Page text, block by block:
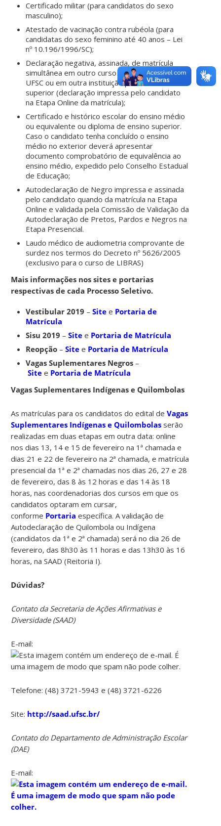
Certificado militar (para candidatos do sexo
masculino);
Atestado de vacinação contra rubéola (para
candidatas do sexo feminino até 40 anos – Lei
nº 10.196/1996/SC);
Declaração negativa, assinada, de matrícula
simultânea em outro curso de graduação da
UFSC ou em outra instituição pública de ensino
superior (declaração impressa pelo candidato
na Etapa Online da matrícula);
Certificado e histórico escolar do ensino médio
ou equivalente ou diploma de ensino superior.
Caso o candidato tenha concluído o ensino
médio no exterior deverá apresentar
documento comprobatório de equivalência ao
ensino médio, expedido pelo Conselho Estadual
de Educação;
Autodeclaração de Negro impressa e assinada
pelo candidato quando da matrícula na Etapa
Online e validada pela Comissão de Validação da
Autodeclaração de Pretos, Pardos e Negros na
Etapa Presencial.
Laudo médico de audiometria comprovante de
surdez nos termos do Decreto nº 5626/2005
(exclusivo para o curso de LIBRAS)
Mais informações nos sites e portarias
respectivas de cada Processo Seletivo.
Vestibular 2019 –Sitee Portaria de
Matrícula
Sisu 2019 –Sitee Portaria de Matrícula
Reopção –Sitee Portaria de Matrícula
Vagas Suplementares Negros –
Sitee Portaria de Matrícula
Vagas Suplementares Indígenas e Quilombolas
As matrículas para os candidatos do edital deVagas
Suplementares Indígenas e Quilombolas serão
realizadas em duas etapas em outra data: online
nos dias 13, 14 e 15 de fevereiro na 1ª chamada e
dias 21 e 22 de fevereiro na 2ª chamada, e matrícula
presencial da 1ª e 2ª chamadas nos dias 26, 27 e 28
de fevereiro, das 8 às 12 horas e das 14 às 18
horas, nas coordenadorias dos cursos em que os
candidatos optaram em cursar,
conforme Portariaespecífica. A validação de
Autodeclaração de Quilombola ou Indígena
(candidatos da 1ª e 2ª chamada) será no dia 26 de
fevereiro, das 8h30 às 11 horas e das 13h30 às 16
horas, na SAAD (Reitoria I).
Dúvidas?
Contato da Secretaria de Ações Afirmativas e
Diversidade (SAAD)
E-mail:
Telefone: (48) 3721-5943 e (48) 3721-6226
Site: http://saad.ufsc.br/
Contato do Departamento de Administração Escolar
(DAE)
E-mail: